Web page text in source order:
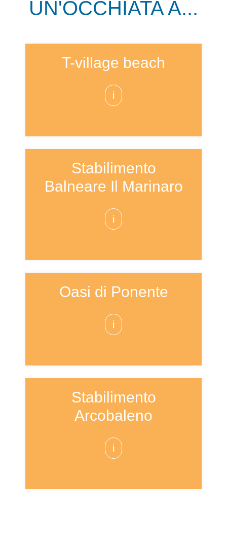
UN'OCCHIATA A...
T-village beach
i
Stabilimento
Balneare Il Marinaro
i
Oasi di Ponente
i
Stabilimento
Arcobaleno
i